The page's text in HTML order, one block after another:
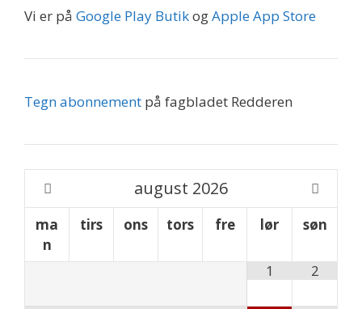
Vi er på Google Play ButikogApple App Store
Tegn abonnement på fagbladet Redderen
august 2026
ma
n
tirs ons tors fre lør søn
1 2